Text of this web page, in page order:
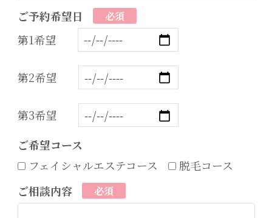
ご予約希望日 必須
第1希望
第2希望
第3希望
ご希望コース
フェイシャルエステコース
脱毛コース
ご相談内容
必須